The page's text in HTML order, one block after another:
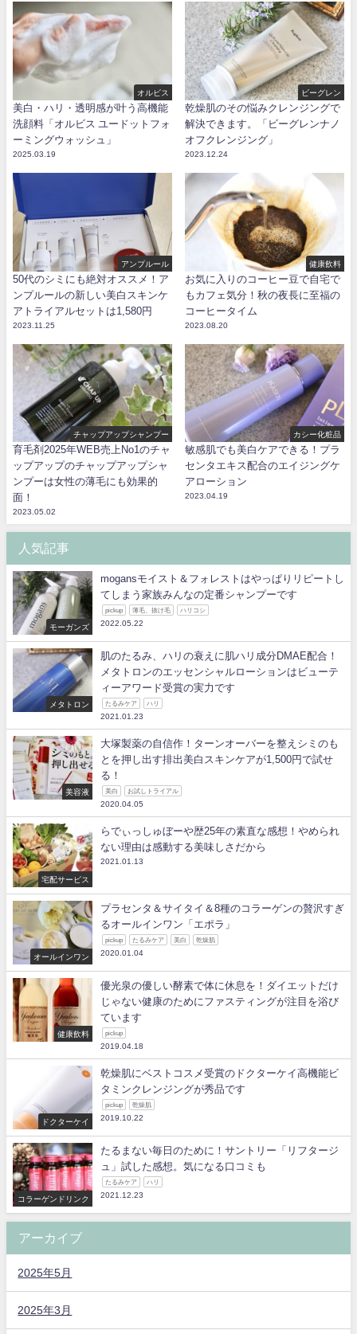
オルビス
美白・ハリ・透明感が叶う高機能
洗顔料「オルビス ユードットフォ
ーミングウォッシュ」
2025.03.19
ビーグレン
乾燥肌のその悩みクレンジングで
解決できます。「ビーグレンナノ
オフクレンジング」
2023.12.24
アンプルール
50代のシミにも絶対オススメ！ア
ンプルールの新しい美白スキンケ
アトライアルセットは1,580円
2023.11.25
健康飲料
お気に入りのコーヒー豆で自宅で
もカフェ気分！秋の夜長に至福の
コーヒータイム
2023.08.20
チャップアップシャンプー
育毛剤2025年WEB売上No1のチャ
ップアップのチャップアップシャ
ンプーは女性の薄毛にも効果的
面！
2023.05.02
カシー化粧品
敏感肌でも美白ケアできる！プラ
センタエキス配合のエイジングケ
アローション
2023.04.19
人気記事
モーガンズ
mogansモイスト＆フォレストはやっぱりリピートし
てしまう家族みんなの定番シャンプーです
pickup 薄毛、抜け毛 ハリコシ
2022.05.22
メタトロン
肌のたるみ、ハリの衰えに肌ハリ成分DMAE配合！
メタトロンのエッセンシャルローションはビューテ
ィーアワード受賞の実力です
たるみケア ハリ
2021.01.23
美容液
大塚製薬の自信作！ターンオーバーを整えシミのも
とを押し出す排出美白スキンケアが1,500円で試せ
る！
美白 お試しトライアル
2020.04.05
宅配サービス
らでぃっしゅぼーや歴25年の素直な感想！やめられ
ない理由は感動する美味しさだから
2021.01.13
オールインワン
プラセンタ＆サイタイ＆8種のコラーゲンの贅沢すぎ
るオールインワン「エポラ」
pickup たるみケア 美白 乾燥肌
2020.01.04
健康飲料
優光泉の優しい酵素で体に休息を！ダイエットだけ
じゃない健康のためにファスティングが注目を浴び
ています
pickup
2019.04.18
ドクターケイ
乾燥肌にベストコスメ受賞のドクターケイ高機能ビ
タミンクレンジングが秀品です
pickup 乾燥肌
2019.10.22
コラーゲンドリンク
たるまない毎日のために！サントリー「リフタージ
ュ」試した感想。気になる口コミも
たるみケア ハリ
2021.12.23
アーカイブ
2025年5月
2025年3月